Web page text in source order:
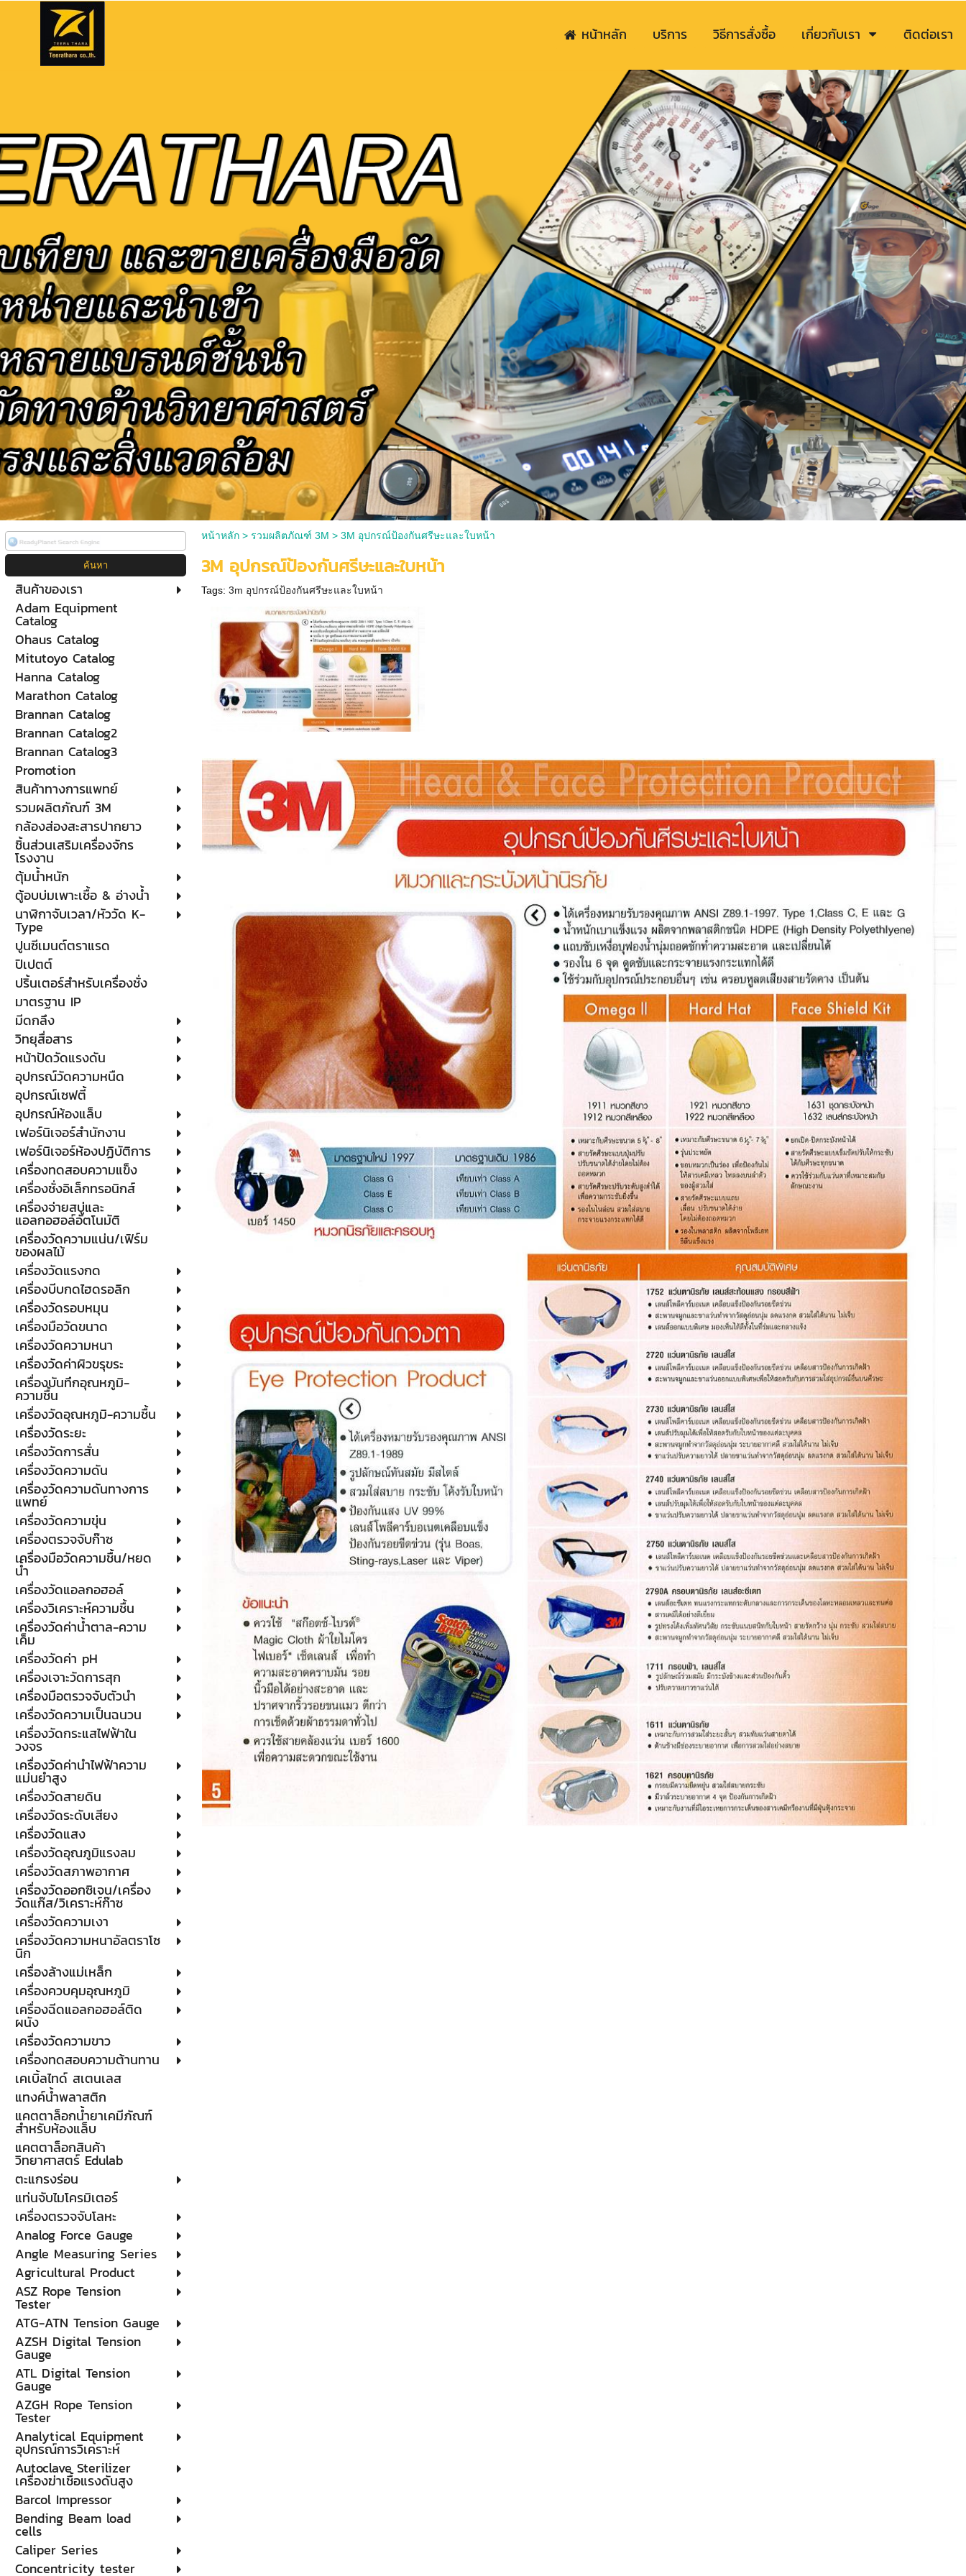
หน้าหลัก บริการ วิธีการสั่งซื้อ เกี่ยวกับเรา ติดต่อเรา
สินค้าของเรา
Adam Equipment
Catalog
Ohaus Catalog
Mitutoyo Catalog
Hanna Catalog
Marathon Catalog
Brannan Catalog
Brannan Catalog2
Brannan Catalog3
Promotion
สินค้าทางการแพทย์
รวมผลิตภัณฑ์ 3M
กล้องส่องสะสารปากยาว
ชิ้นส่วนเสริมเครื่องจักร
โรงงาน
ตุ้มน้ำหนัก
ตู้อบบ่มเพาะเชื้อ & อ่างน้ำ
นาฬิกาจับเวลา/หัววัด K-
Type
ปูนซีเมนต์ตราแรด
ปิเปตต์
ปริ้นเตอร์สำหรับเครื่องชั่ง
มาตรฐาน IP
มีดกลึง
วิทยุสื่อสาร
หน้าปัดวัดแรงดัน
อุปกรณ์วัดความหนืด
อุปกรณ์เซฟตี้
อุปกรณ์ห้องแล็บ
เฟอร์นิเจอร์สำนักงาน
เฟอร์นิเจอร์ห้องปฏิบัติการ
เครื่องทดสอบความแข็ง
เครื่องชั่งอิเล็กทรอนิกส์
เครื่องจ่ายสบู่และ
แอลกอฮอล์อัตโนมัติ
เครื่องวัดความแน่น/เฟิร์ม
ของผลไม้
เครื่องวัดแรงกด
เครื่องบีบกดไฮดรอลิก
เครื่องวัดรอบหมุน
เครื่องมือวัดขนาด
เครื่องวัดความหนา
เครื่องวัดค่าผิวขรุขระ
เครื่องบันทึกอุณหภูมิ-
ความชื้น
เครื่องวัดอุณหภูมิ-ความชื้น
เครื่องวัดระยะ
เครื่องวัดการสั่น
เครื่องวัดความดัน
เครื่องวัดความดันทางการ
แพทย์
เครื่องวัดความขุ่น
เครื่องตรวจจับก๊าซ
เครื่องมือวัดความชื้น/หยด
น้ำ
เครื่องวัดแอลกอฮอล์
เครื่องวิเคราะห์ความชื้น
เครื่องวัดค่าน้ำตาล-ความ
เค็ม
เครื่องวัดค่า pH
เครื่องเจาะวัดการสุก
เครื่องมือตรวจจับตัวนำ
เครื่องวัดความเป็นฉนวน
เครื่องวัดกระแสไฟฟ้าใน
วงจร
เครื่องวัดค่านำไฟฟ้าความ
แม่นยำสูง
เครื่องวัดสายดิน
เครื่องวัดระดับเสียง
เครื่องวัดแสง
เครื่องวัดอุณภูมิแรงลม
เครื่องวัดสภาพอากาศ
เครื่องวัดออกซิเจน/เครื่อง
วัดแก๊ส/วิเคราะห์ก๊าซ
เครื่องวัดความเงา
เครื่องวัดความหนาอัลตราโซ
นิก
เครื่องล้างแม่เหล็ก
เครื่องควบคุมอุณหภูมิ
เครื่องฉีดแอลกอฮอล์ติด
ผนัง
เครื่องวัดความขาว
เครื่องทดสอบความต้านทาน
เคเบิ้ลไทด์ สเตนเลส
แทงค์น้ำพลาสติก
แคตตาล็อกน้ำยาเคมีภัณฑ์
สำหรับห้องแล็บ
แคตตาล็อกสินค้า
วิทยาศาสตร์ Edulab
ตะแกรงร่อน
แท่นจับไมโครมิเตอร์
เครื่องตรวจจับโลหะ
Analog Force Gauge
Angle Measuring Series
Agricultural Product
ASZ Rope Tension
Tester
ATG-ATN Tension Gauge
AZSH Digital Tension
Gauge
ATL Digital Tension
Gauge
AZGH Rope Tension
Tester
Analytical Equipment
อุปกรณ์การวิเคราะห์
Autoclave Sterilizer
เครื่องฆ่าเชื้อแรงดันสูง
Barcol Impressor
Bending Beam load
cells
Caliper Series
Concentricity tester
หน้าหลัก> รวมผลิตภัณฑ์ 3M > 3M อุปกรณ์ป้องกันศรีษะและใบหน้า
3M อุปกรณ์ป้องกันศรีษะและใบหน้า
Tags:3m อุปกรณ์ป้องกันศรีษะและใบหน้า